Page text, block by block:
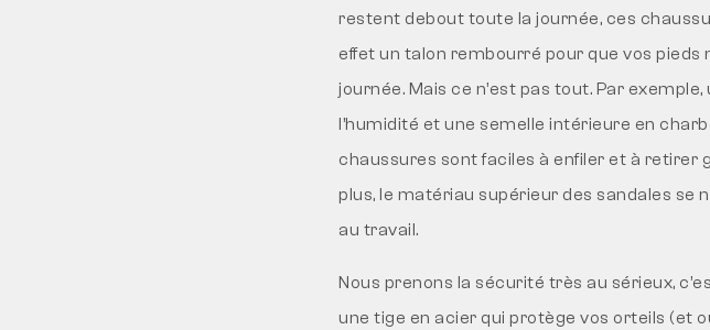
restent debout toute la journée, ces
effet un talon rembourré pour que vos
journée. Mais ce n’est pas tout. Par
l’humidité et une semelle intérieure en
chaussures sont faciles à enfiler et à retirer
plus, le matériau supérieur des sandales
au travail.
Nous prenons la sécurité très au sérieux,
une tige en acier qui protège vos orteils (et